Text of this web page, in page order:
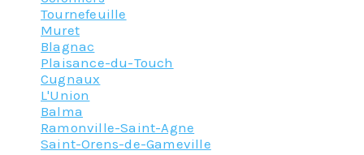
Tournefeuille
Muret
Blagnac
Plaisance-du-Touch
Cugnaux
L'Union
Balma
Ramonville-Saint-Agne
Saint-Orens-de-Gameville